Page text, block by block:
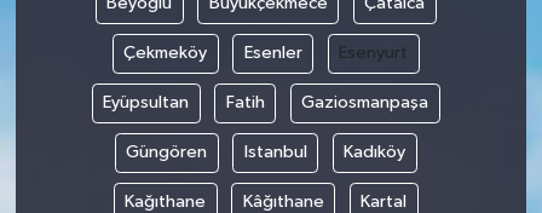
Çekmeköy Esenler Esenyurt
Eyüpsultan Fatih Gaziosmanpaşa
Güngören Istanbul Kadıköy
Kağıthane Kâğıthane Kartal